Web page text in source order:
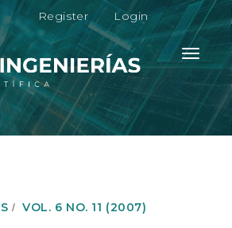
Register Login
Toggle
VOL. 6 NO. 11 (2007)